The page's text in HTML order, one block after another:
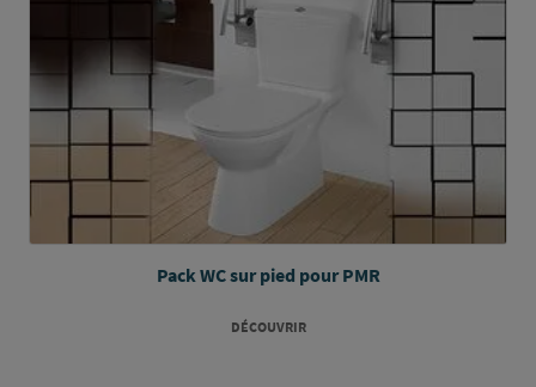
Pack WC sur pied pour PMR
DÉCOUVRIR